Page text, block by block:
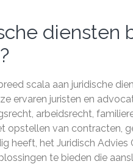
diensten
scala aan juridische
ervaren juristen en
arbeidsrecht,
opstellen van contracten,
heeft, het Juridisch Advies
te bieden die